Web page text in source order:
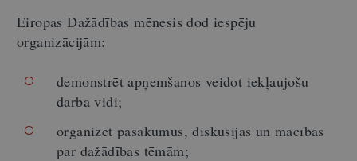
Eiropas Dažādības mēnesis dod iespēju
organizācijām:
demonstrēt apņemšanos veidot iekļaujošu
darba vidi;
organizēt pasākumus, diskusijas un mācības
par dažādības tēmām;